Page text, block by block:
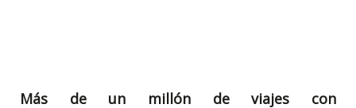
Más de un millón de viajes con